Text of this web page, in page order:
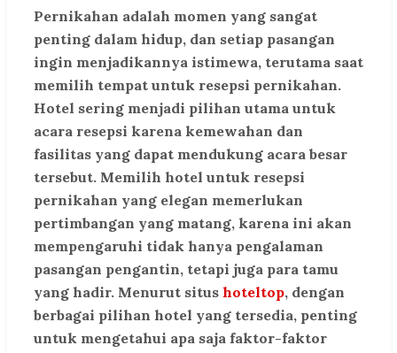
Pernikahan adalah momen yang sangat
penting dalam hidup, dan setiap pasangan
ingin menjadikannya istimewa, terutama saat
memilih tempat untuk resepsi pernikahan.
Hotel sering menjadi pilihan utama untuk
acara resepsi karena kemewahan dan
fasilitas yang dapat mendukung acara besar
tersebut. Memilih hotel untuk resepsi
pernikahan yang elegan memerlukan
pertimbangan yang matang, karena ini akan
mempengaruhi tidak hanya pengalaman
pasangan pengantin, tetapi juga para tamu
yang hadir. Menurut situs hoteltop, dengan
berbagai pilihan hotel yang tersedia, penting
untuk mengetahui apa saja faktor-faktor